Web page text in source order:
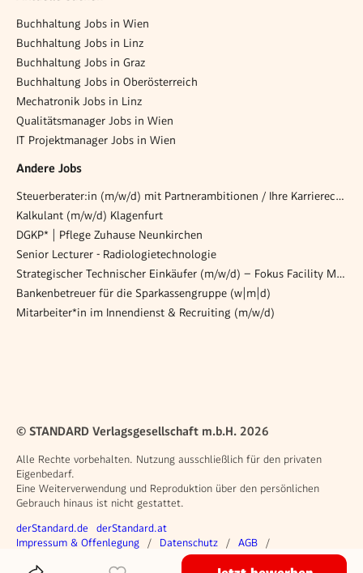
Buchhaltung Jobs in Wien
Buchhaltung Jobs in Linz
Buchhaltung Jobs in Graz
Buchhaltung Jobs in Oberösterreich
Mechatronik Jobs in Linz
Qualitätsmanager Jobs in Wien
IT Projektmanager Jobs in Wien
Andere Jobs
Steuerberater:in (m/w/d) mit Partnerambitionen / Ihre Karrierechance in Wien!
Kalkulant (m/w/d) Klagenfurt
DGKP* | Pflege Zuhause Neunkirchen
Senior Lecturer - Radiologietechnologie
Strategischer Technischer Einkäufer (m/w/d) – Fokus Facility Management & IT
Bankenbetreuer für die Sparkassengruppe (w|m|d)
Mitarbeiter*in im Innendienst & Recruiting (m/w/d)
© STANDARD Verlagsgesellschaft m.b.H. 2026
Alle Rechte vorbehalten. Nutzung ausschließlich für den privaten
Eigenbedarf.
Eine Weiterverwendung und Reproduktion über den persönlichen
Gebrauch hinaus ist nicht gestattet.
Weitere Angebote
derStandard.de derStandard.at
Rechtliches
Impressum & Offenlegung Datenschutz
AGB